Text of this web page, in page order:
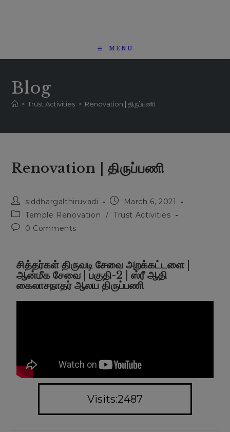
MENU
Blog
> Trust Activities > Renovation | திருப்பணி
Renovation | திருப்பணி
siddhargalthiruvadi
March 6, 2021
Temple Renovation
/ Trust Activities
0 Comments
சித்தர்கள் திருவடி சேவை அறக்கட்டளை |
ஆன்மீக சேவை | பகுதி-2 | ஸ்ரீ ஆதி
கைலாசநாதர் ஆலய திருப்பணி
Visits:2487